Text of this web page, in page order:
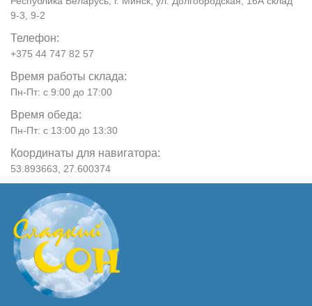
9-3, 9-2
Телефон:
+375 44 747 82 57
Время работы склада:
Пн-Пт: с 9:00 до 17:00
Время обеда:
Пн-Пт: с 13:00 до 13:30
Координаты для навигатора:
53.893663, 27.600374